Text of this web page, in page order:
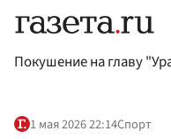
Покушение на главу
1 мая 2026 22:14Спорт